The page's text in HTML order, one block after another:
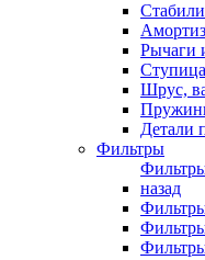
Рычаги
Ступица
Шрус,
Детали
Фильтры
назад